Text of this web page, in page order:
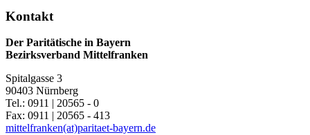
Kontakt
Der Paritätische in Bayern
Bezirksverband Mittelfranken
Spitalgasse 3
90403 Nürnberg
Tel.: 0911 | 20565 - 0
Fax: 0911 | 20565 - 413
mittelfranken(at)paritaet-bayern.de